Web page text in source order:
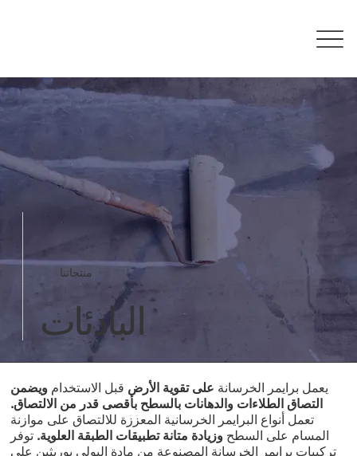
منتجاتنا
البادئات
يعمل برايمر الخرسانة على تقوية الأرض قبل الاستخدام ويضمن
التصاق الطلاءات والدهانات بالسطح بأقصى قدر من الالتصاق.
تعمل أنواع البرايمر الخرسانية المعززة للالتصاق على موازنة
المسام على السطح وزيادة متانة تطبيقات الطبقة العلوية. توفر
تركيبات برايمر الخرسانة المصنوعة من مادة البولي يوريثين على